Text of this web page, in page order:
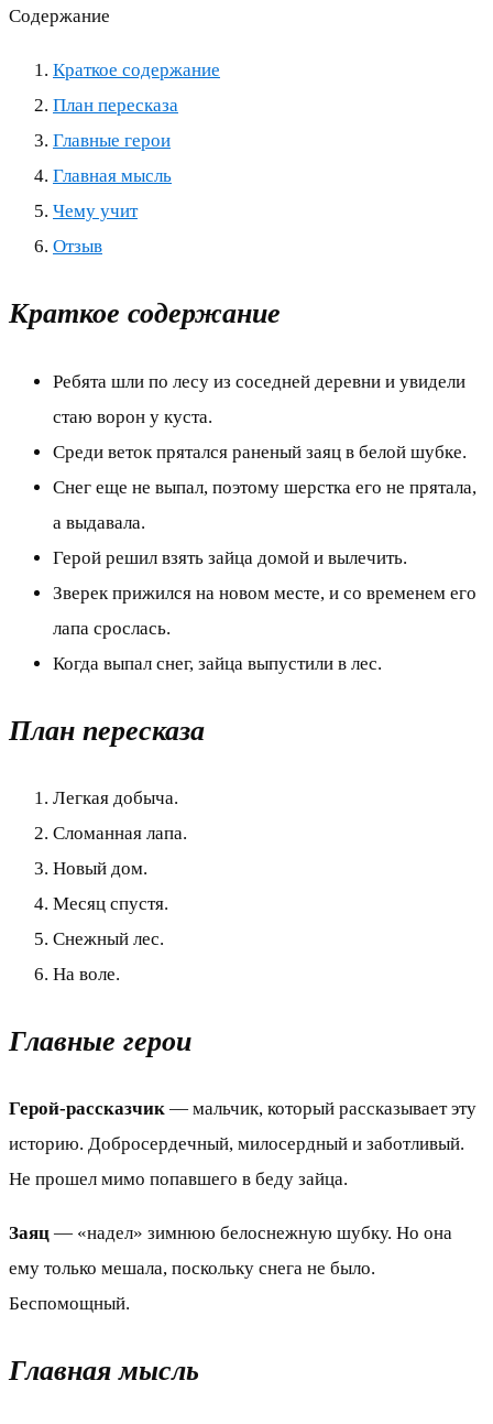
Содержание
Краткое содержание
План пересказа
Главные герои
Главная мысль
Чему учит
Отзыв
Краткое содержание
Ребята шли по лесу из соседней деревни и увидели
стаю ворон у куста.
Среди веток прятался раненый заяц в белой шубке.
Снег еще не выпал, поэтому шерстка его не прятала,
а выдавала.
Герой решил взять зайца домой и вылечить.
Зверек прижился на новом месте, и со временем его
лапа срослась.
Когда выпал снег, зайца выпустили в лес.
План пересказа
Легкая добыча.
Сломанная лапа.
Новый дом.
Месяц спустя.
Снежный лес.
На воле.
Главные герои
Герой-рассказчик — мальчик, который рассказывает эту
историю. Добросердечный, милосердный и заботливый.
Не прошел мимо попавшего в беду зайца.
Заяц — «надел» зимнюю белоснежную шубку. Но она
ему только мешала, поскольку снега не было.
Беспомощный.
Главная мысль